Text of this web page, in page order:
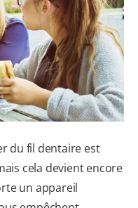
du fil dentaire est
cela devient encore
un appareil